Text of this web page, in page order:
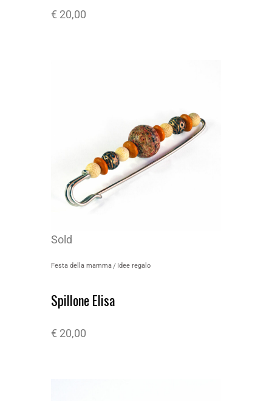
€ 20,00
Sold
Festa della mamma Idee regalo
Spillone Elisa
€ 20,00